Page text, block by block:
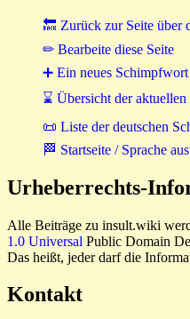
🔙 Zurück zur Seite über
✏ Bearbeite diese Seite
➕ Ein neues
⌛ Übersicht der
📜 Liste der deutschen
🏁 Startseite / Sprache
Urheberrechts-
Alle Beiträge zu insult.wiki
1.0 Universal Public Domain
Das heißt, jeder darf die
Kontakt